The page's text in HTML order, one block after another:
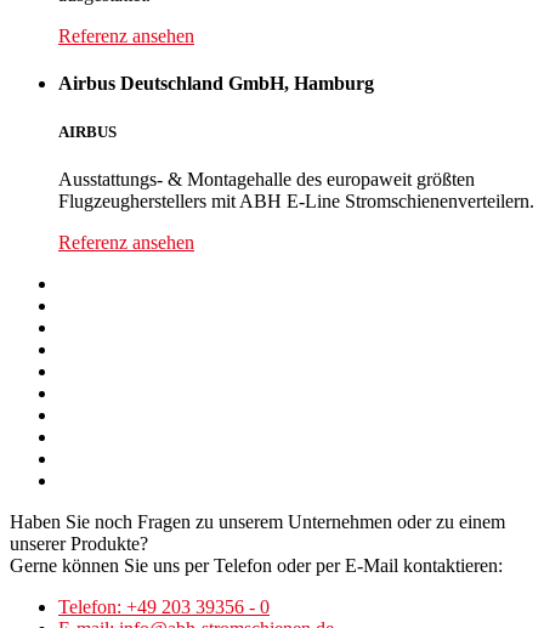
Referenz ansehen
Airbus Deutschland GmbH, Hamburg
AIRBUS
Ausstattungs- & Montagehalle des europaweit größten
Flugzeugherstellers mit ABH E-Line Stromschienenverteilern.
Referenz ansehen
Haben Sie noch Fragen zu unserem Unternehmen oder zu einem
unserer Produkte?
Gerne können Sie uns per Telefon oder per E-Mail kontaktieren:
Telefon: +49 203 39356 - 0